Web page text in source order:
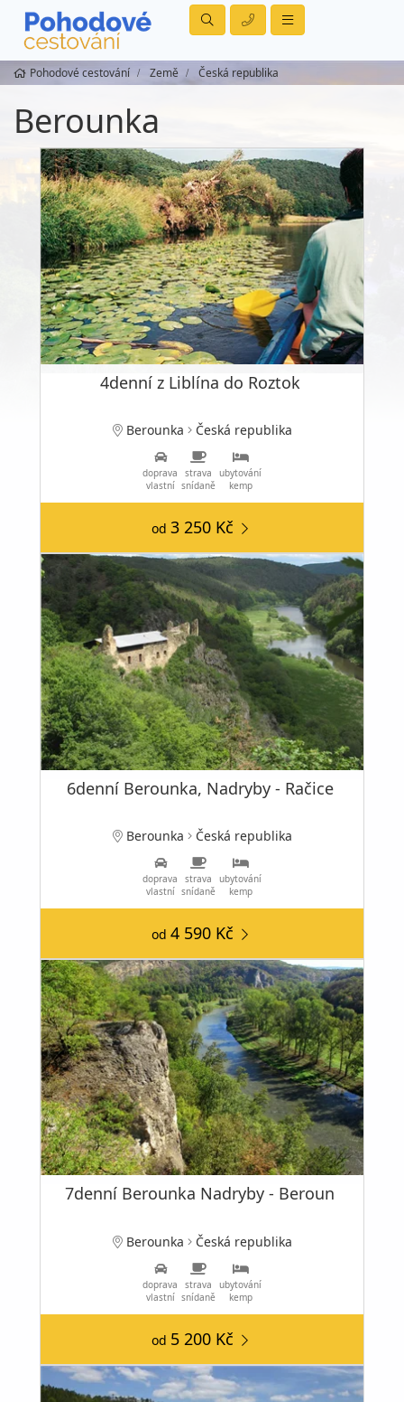
Pohodové cestování Země Česká republika
Berounka
4denní z Liblína do Roztok
Berounka Česká republika
doprava
vlastní
strava
snídaně
ubytování
kemp
od 3 250 Kč
6denní Berounka, Nadryby - Račice
Berounka Česká republika
doprava
vlastní
strava
snídaně
ubytování
kemp
od 4 590 Kč
7denní Berounka Nadryby - Beroun
Berounka Česká republika
doprava
vlastní
strava
snídaně
ubytování
kemp
od 5 200 Kč